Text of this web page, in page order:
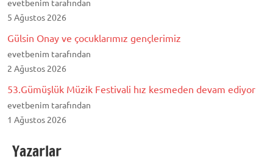
evetbenim tarafından
5 Ağustos 2026
Gülsin Onay ve çocuklarımız gençlerimiz
evetbenim tarafından
2 Ağustos 2026
53.Gümüşlük Müzik Festivali hız kesmeden devam ediyor
evetbenim tarafından
1 Ağustos 2026
Yazarlar